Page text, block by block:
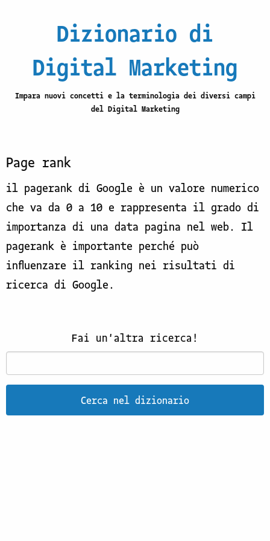
Dizionario di
Digital Marketing
Impara nuovi concetti e la terminologia dei diversi campi
del Digital Marketing
Page rank
il pagerank di Google è un valore numerico
che va da 0 a 10 e rappresenta il grado di
importanza di una data pagina nel web. Il
pagerank è importante perché può
influenzare il ranking nei risultati di
ricerca di Google.
Fai un'altra ricerca!
Cerca nel dizionario